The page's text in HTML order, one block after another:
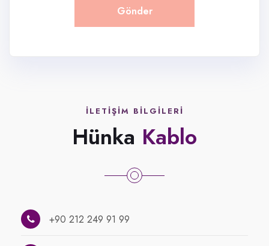
İLETIŞIM BILGILERI
Hünka Kablo
+90 212 249 91 99